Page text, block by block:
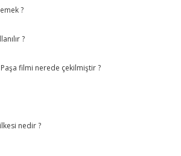
?
?
Paşa filmi nerede çekilmiştir ?
nedir ?